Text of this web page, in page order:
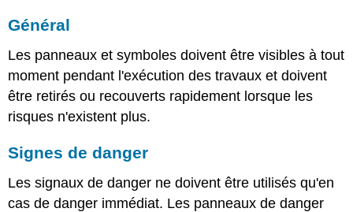
Général
Les panneaux et symboles doivent être visibles à tout
moment pendant l'exécution des travaux et doivent
être retirés ou recouverts rapidement lorsque les
risques n'existent plus.
Signes de danger
Les signaux de danger ne doivent être utilisés qu'en
cas de danger immédiat. Les panneaux de danger